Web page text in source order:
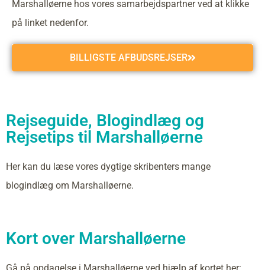
Marshalløerne hos vores samarbejdspartner ved at klikke
på linket nedenfor.
BILLIGSTE AFBUDSREJSER
Rejseguide, Blogindlæg og
Rejsetips til Marshalløerne
Her kan du læse vores dygtige skribenters mange
blogindlæg om Marshalløerne.
Kort over Marshalløerne